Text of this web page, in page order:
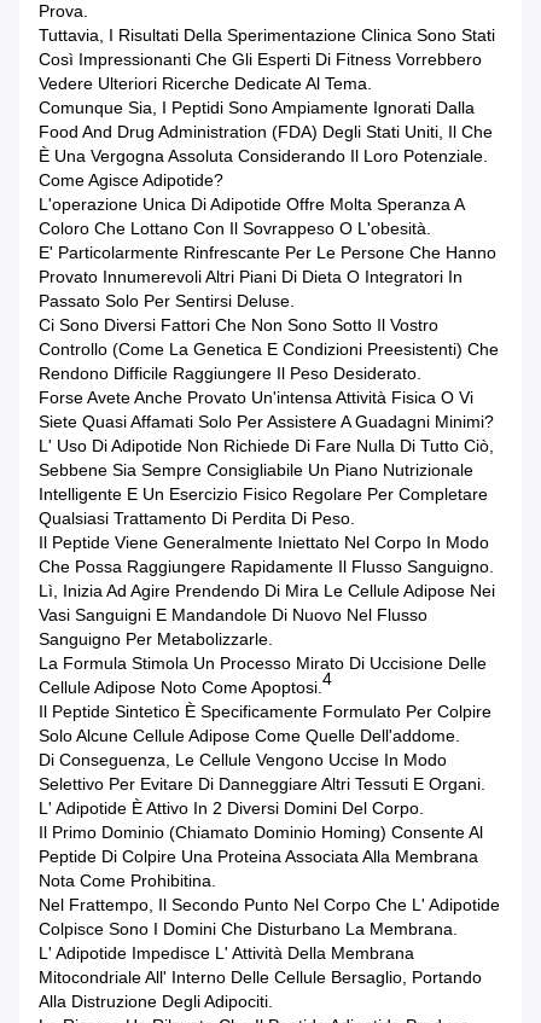
Prova.
Tuttavia, I Risultati Della Sperimentazione Clinica Sono Stati
Così Impressionanti Che Gli Esperti Di Fitness Vorrebbero
Vedere Ulteriori Ricerche Dedicate Al Tema.
Comunque Sia, I Peptidi Sono Ampiamente Ignorati Dalla
Food And Drug Administration (FDA) Degli Stati Uniti, Il Che
È Una Vergogna Assoluta Considerando Il Loro Potenziale.
Come Agisce Adipotide?
L'operazione Unica Di Adipotide Offre Molta Speranza A
Coloro Che Lottano Con Il Sovrappeso O L'obesità.
E' Particolarmente Rinfrescante Per Le Persone Che Hanno
Provato Innumerevoli Altri Piani Di Dieta O Integratori In
Passato Solo Per Sentirsi Deluse.
Ci Sono Diversi Fattori Che Non Sono Sotto Il Vostro
Controllo (come La Genetica E Condizioni Preesistenti) Che
Rendono Difficile Raggiungere Il Peso Desiderato.
Forse Avete Anche Provato Un'intensa Attività Fisica O Vi
Siete Quasi Affamati Solo Per Assistere A Guadagni Minimi?
L' Uso Di Adipotide Non Richiede Di Fare Nulla Di Tutto Ciò,
Sebbene Sia Sempre Consigliabile Un Piano Nutrizionale
Intelligente E Un Esercizio Fisico Regolare Per Completare
Qualsiasi Trattamento Di Perdita Di Peso.
Il Peptide Viene Generalmente Iniettato Nel Corpo In Modo
Che Possa Raggiungere Rapidamente Il Flusso Sanguigno.
Lì, Inizia Ad Agire Prendendo Di Mira Le Cellule Adipose Nei
Vasi Sanguigni E Mandandole Di Nuovo Nel Flusso
Sanguigno Per Metabolizzarle.
La Formula Stimola Un Processo Mirato Di Uccisione Delle
Cellule Adipose Noto Come Apoptosi.4
Il Peptide Sintetico È Specificamente Formulato Per Colpire
Solo Alcune Cellule Adipose Come Quelle Dell'addome.
Di Conseguenza, Le Cellule Vengono Uccise In Modo
Selettivo Per Evitare Di Danneggiare Altri Tessuti E Organi.
L' Adipotide È Attivo In 2 Diversi Domini Del Corpo.
Il Primo Dominio (chiamato Dominio Homing) Consente Al
Peptide Di Colpire Una Proteina Associata Alla Membrana
Nota Come Prohibitina.
Nel Frattempo, Il Secondo Punto Nel Corpo Che L' Adipotide
Colpisce Sono I Domini Che Disturbano La Membrana.
L' Adipotide Impedisce L' Attività Della Membrana
Mitocondriale All' Interno Delle Cellule Bersaglio, Portando
Alla Distruzione Degli Adipociti.